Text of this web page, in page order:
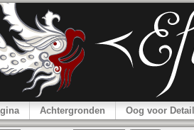
Achtergronden Oog voor Detail